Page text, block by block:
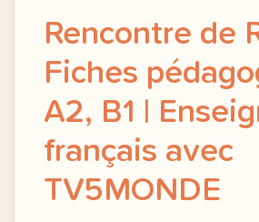
Rencontre de
Fiches
A2, B1 |
français avec
TV5MONDE